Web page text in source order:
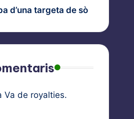
d’una targeta de sò
Va de royalties.